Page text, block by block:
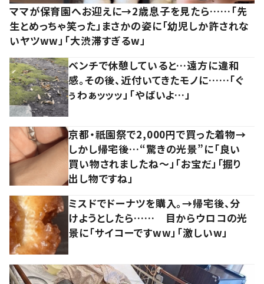
ママが保育園へお迎えに→2歳息子を見たら……「先
生とめっちゃ笑った」まさかの姿に「幼児しか許されな
いヤツww」「大渋滞すぎるw」
ベンチで休憩していると…遠方に違和
感。その後、近付いてきたモノに……「ぐ
ぅわぁッッッ」「やばいよ…」
京都・祇園祭で2,000円で買った着物→
しかし帰宅後…“驚きの光景”に「良い
買い物されましたね～」「お宝だ」「掘り
出し物ですね」
ミスドでドーナツを購入。→帰宅後、分
けようとしたら…… 目からウロコの光
景に「サイコーですww」「激しいw」